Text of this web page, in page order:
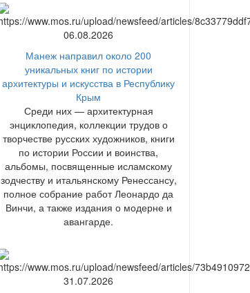
06.08.2026
Манеж направил около 200
уникальных книг по истории
архитектуры и искусства в Республику
Крым
Среди них — архитектурная
энциклопедия, коллекции трудов о
творчестве русских художников, книги
по истории России и воинства,
альбомы, посвященные исламскому
зодчеству и итальянскому Ренессансу,
полное собрание работ Леонардо да
Винчи, а также издания о модерне и
авангарде.
31.07.2026